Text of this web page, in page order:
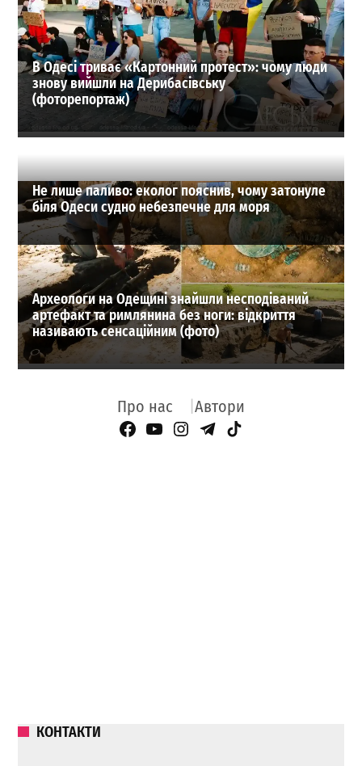
ВИБІР РЕДАКЦІЇ
В Одесі триває «Картонний протест»: чому люди
знову вийшли на Дерибасівську
(фоторепортаж)
Не лише паливо: еколог пояснив, чому затонуле
біля Одеси судно небезпечне для моря
Археологи на Одещині знайшли несподіваний
артефакт та римлянина без ноги: відкриття
називають сенсаційним (фото)
Про нас Автори
Facebook Page
YouTube
Instagram
Telegram
TikTok
КОНТАКТИ